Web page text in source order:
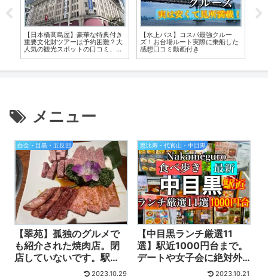
【翠苑】孤独のグルメでも紹介さ
れた焼肉店。閉店していないで
す。駅近、黒毛和牛一頭買い。個
【新宿グルメおすすめ厳選】最新
行列の人気店。オシャレで女子会
デートに使える店や老舗の名店
メニュー
白金・目黒・五反田
【翠苑】孤独のグルメで
も紹介された焼肉店。閉
店していないです。駅
近、黒毛和牛一頭買い。
2023.10.29
恵比寿・代官山・中目黒
【中目黒ランチ厳選11
選】駅近1000円台まで。
デートや女子会に絶対外
さない店、値段メニュー
2023.10.21